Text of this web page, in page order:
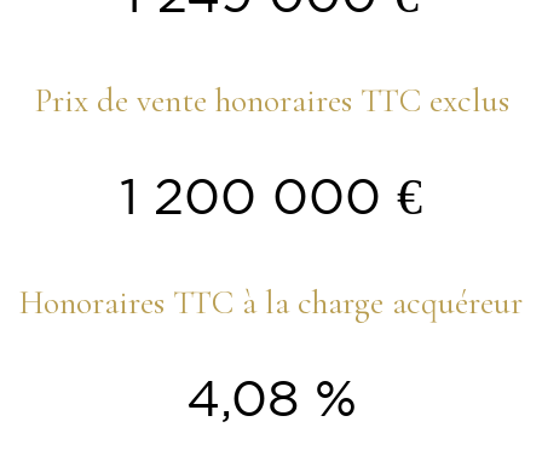
Prix de vente honoraires TTC exclus
1 200 000 €
Honoraires TTC à la charge acquéreur
4,08 %